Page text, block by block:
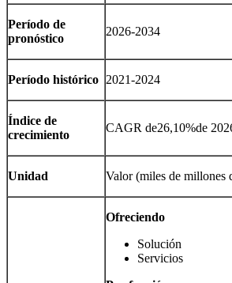
Período de
pronóstico
2026-2034
Período histórico 2021-2024
Índice de
crecimiento
CAGR de26,10%de
Unidad Valor (miles de millones
Ofreciendo
Solución
Servicios